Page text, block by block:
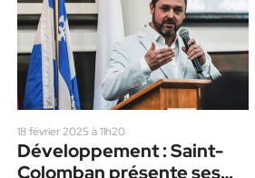
18 février 2025 à 11h20
Développement : Saint-
Colomban présente ses